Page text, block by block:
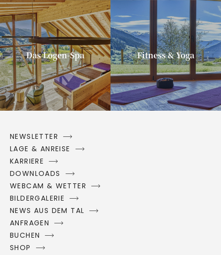
Das Logen-Spa Fitness & Yoga
NEWSLETTER
LAGE & ANREISE
KARRIERE
DOWNLOADS
WEBCAM & WETTER
BILDERGALERIE
NEWS AUS DEM TAL
ANFRAGEN
BUCHEN
SHOP